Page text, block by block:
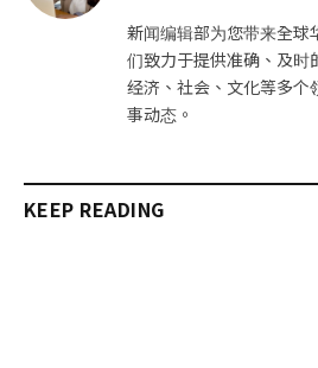
新闻编辑部为您带来全球
们致力于提供准确、及时
经济、社会、文化等多个
事动态。
KEEP READING